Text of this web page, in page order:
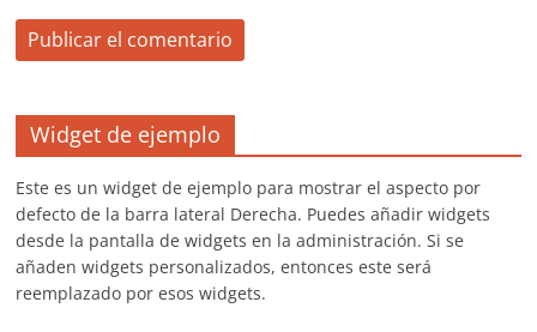
Widget de ejemplo
Este es un widget de ejemplo para mostrar el aspecto por
defecto de la barra lateral Derecha. Puedes añadir widgets
desde la pantalla de widgets en la administración. Si se
añaden widgets personalizados, entonces este será
reemplazado por esos widgets.